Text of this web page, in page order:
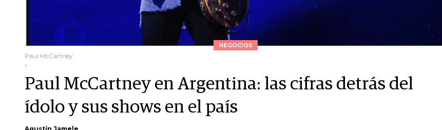
NEGOCIOS
Paul McCartney
.
Paul McCartney en Argentina: las cifras detrás del
ídolo y sus shows en el país